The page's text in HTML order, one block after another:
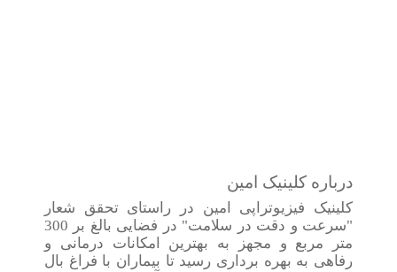
درباره کلینیک امین
کلینیک فیزیوتراپی امین در راستای تحقق شعار
"سرعت و دقت در سلامت" در فضایی بالغ بر 300
متر مربع و مجهز به بهترین امکانات درمانی و
رفاهی به بهره برداری رسید تا بیماران با فراغ بال